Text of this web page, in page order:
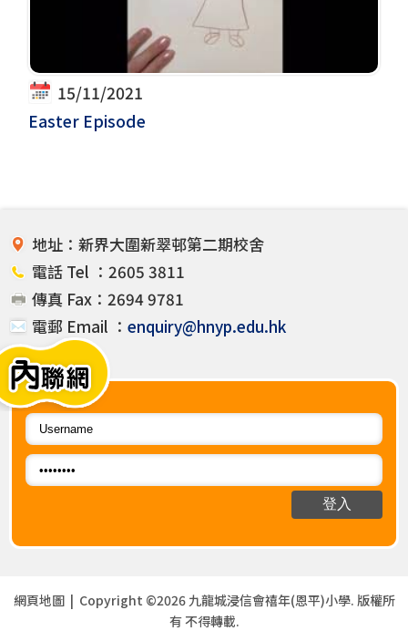
15/11/2021
Easter Episode
地址：新界大圍新翠邨第二期校舍
電話 Tel ：2605 3811
傳真 Fax：2694 9781
電郵 Email ： enquiry@hnyp.edu.hk
網頁地圖| Copyright ©2026 九龍城浸信會禧年(恩平)小學. 版權所
有 不得轉載.